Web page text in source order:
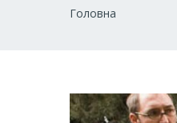
Рядок
Головна